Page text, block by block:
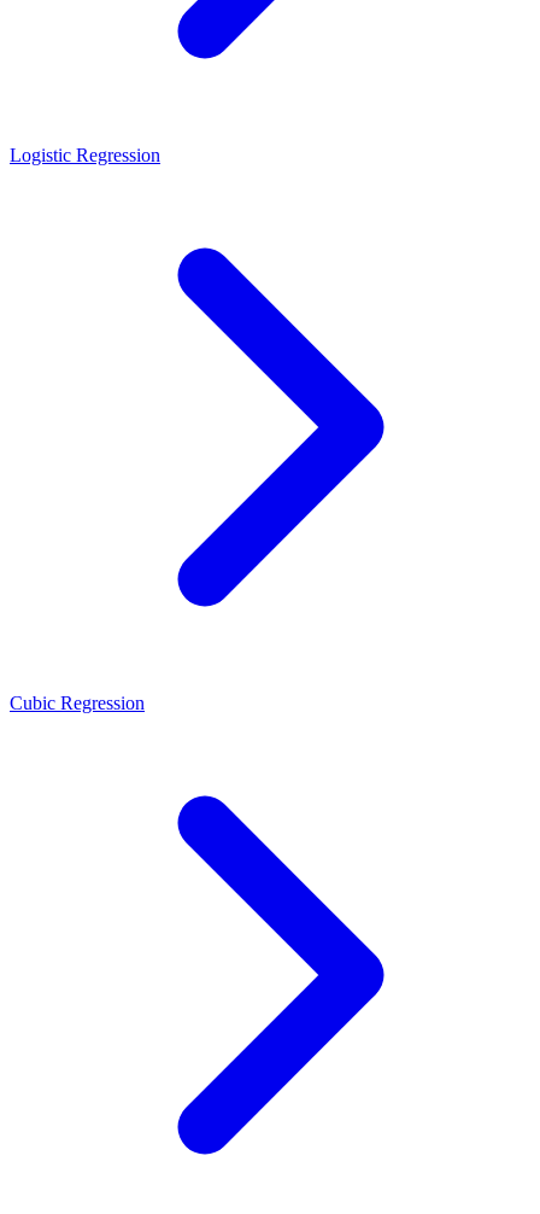
Logistic Regression
Cubic Regression